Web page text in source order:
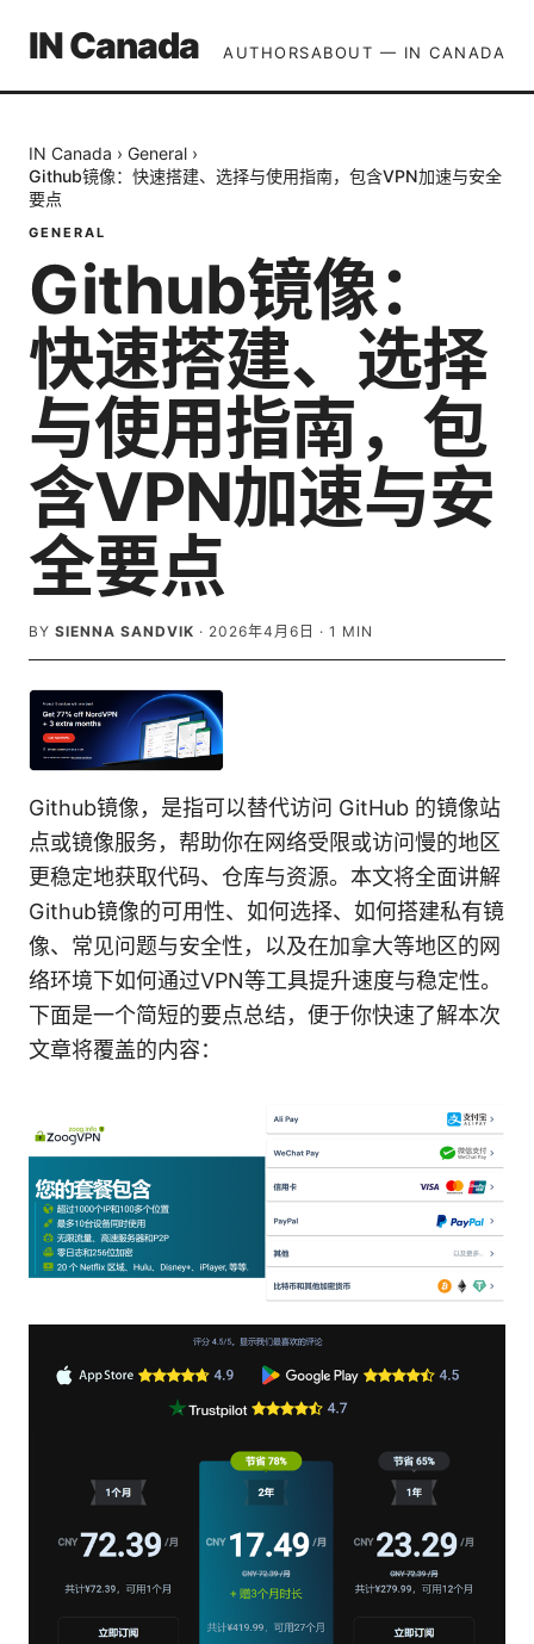
IN Canada AUTHORSABOUT — IN CANADA
IN Canada › General ›
Github镜像：快速搭建、选择与使用指南，包含VPN加速与安全
要点
GENERAL
Github镜像：
快速搭建、选择
与使用指南，包
含VPN加速与安
全要点
BY SIENNA SANDVIK · 2026年4月6日 · 1 MIN
Github镜像，是指可以替代访问 GitHub 的镜像站
点或镜像服务，帮助你在网络受限或访问慢的地区
更稳定地获取代码、仓库与资源。本文将全面讲解
Github镜像的可用性、如何选择、如何搭建私有镜
像、常见问题与安全性，以及在加拿大等地区的网
络环境下如何通过VPN等工具提升速度与稳定性。
下面是一个简短的要点总结，便于你快速了解本次
文章将覆盖的内容：